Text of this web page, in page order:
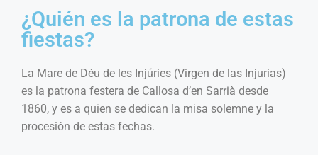
¿Quién es la patrona de estas
fiestas?
La Mare de Déu de les Injúries (Virgen de las Injurias)
es la patrona festera de Callosa d’en Sarrià desde
1860, y es a quien se dedican la misa solemne y la
procesión de estas fechas.